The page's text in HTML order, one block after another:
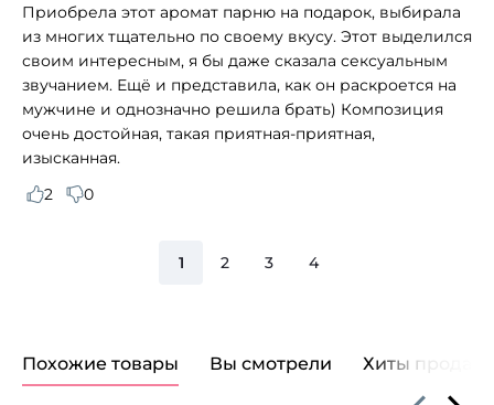
Приобрела этот аромат парню на подарок, выбирала
из многих тщательно по своему вкусу. Этот выделился
своим интересным, я бы даже сказала сексуальным
звучанием. Ещё и представила, как он раскроется на
мужчине и однозначно решила брать) Композиция
очень достойная, такая приятная-приятная,
изысканная.
2
0
1 2 3 4
Похожие товары Вы смотрели Хиты продаж